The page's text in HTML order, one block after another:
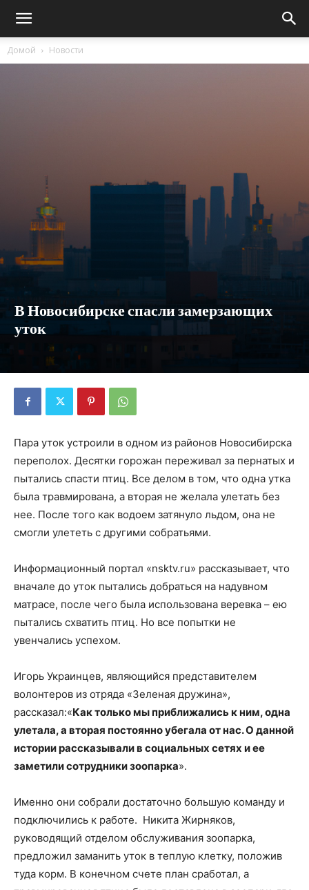
Домой Новости
В Новосибирске спасли замерзающих
уток
Пара уток устроили в одном из районов Новосибирска
переполох. Десятки горожан переживал за пернатых и
пытались спасти птиц. Все делом в том, что одна утка
была травмирована, а вторая не желала улетать без
нее. После того как водоем затянуло льдом, она не
смогли улететь с другими собратьями.
Информационный портал «nsktv.ru» рассказывает, что
вначале до уток пытались добраться на надувном
матрасе, после чего была использована веревка – ею
пытались схватить птиц. Но все попытки не
увенчались успехом.
Игорь Украинцев, являющийся представителем
волонтеров из отряда «Зеленая дружина»,
рассказал:«Как только мы приближались к ним, одна
улетала, а вторая постоянно убегала от нас. О данной
истории рассказывали в социальных сетях и ее
заметили сотрудники зоопарка».
Именно они собрали достаточно большую команду и
подключились к работе. Никита Жирняков,
руководящий отделом обслуживания зоопарка,
предложил заманить уток в теплую клетку, положив
туда корм. В конечном счете план сработал, а